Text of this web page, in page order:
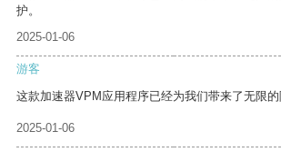
护。
2025-01-06
游客
这款加速器VPM应用程序已经为我们带来了无限的
2025-01-06